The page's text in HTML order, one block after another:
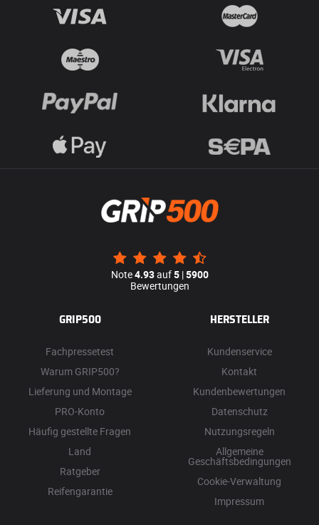
Note4.93auf5|5900
Bewertungen
GRIP500
Fachpressetest
Warum GRIP500?
Lieferung und Montage
PRO-Konto
Häufig gestellte Fragen
Land
Ratgeber
Reifengarantie
HERSTELLER
Kundenservice
Kontakt
Kundenbewertungen
Datenschutz
Nutzungsregeln
Allgemeine
Geschäftsbedingungen
Cookie-Verwaltung
Impressum